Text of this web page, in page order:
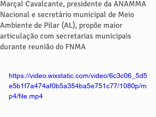
Marçal Cavalcante, presidente da ANAMMA
Nacional e secretário municipal de Meio
Ambiente de Pilar (AL), propõe maior
articulação com secretarias municipais
durante reunião do FNMA
https://video.wixstatic.com/video/6c3c06_5d5
e5b1f7a474af0b5a354ba5e751c77/1080p/m
p4/file.mp4